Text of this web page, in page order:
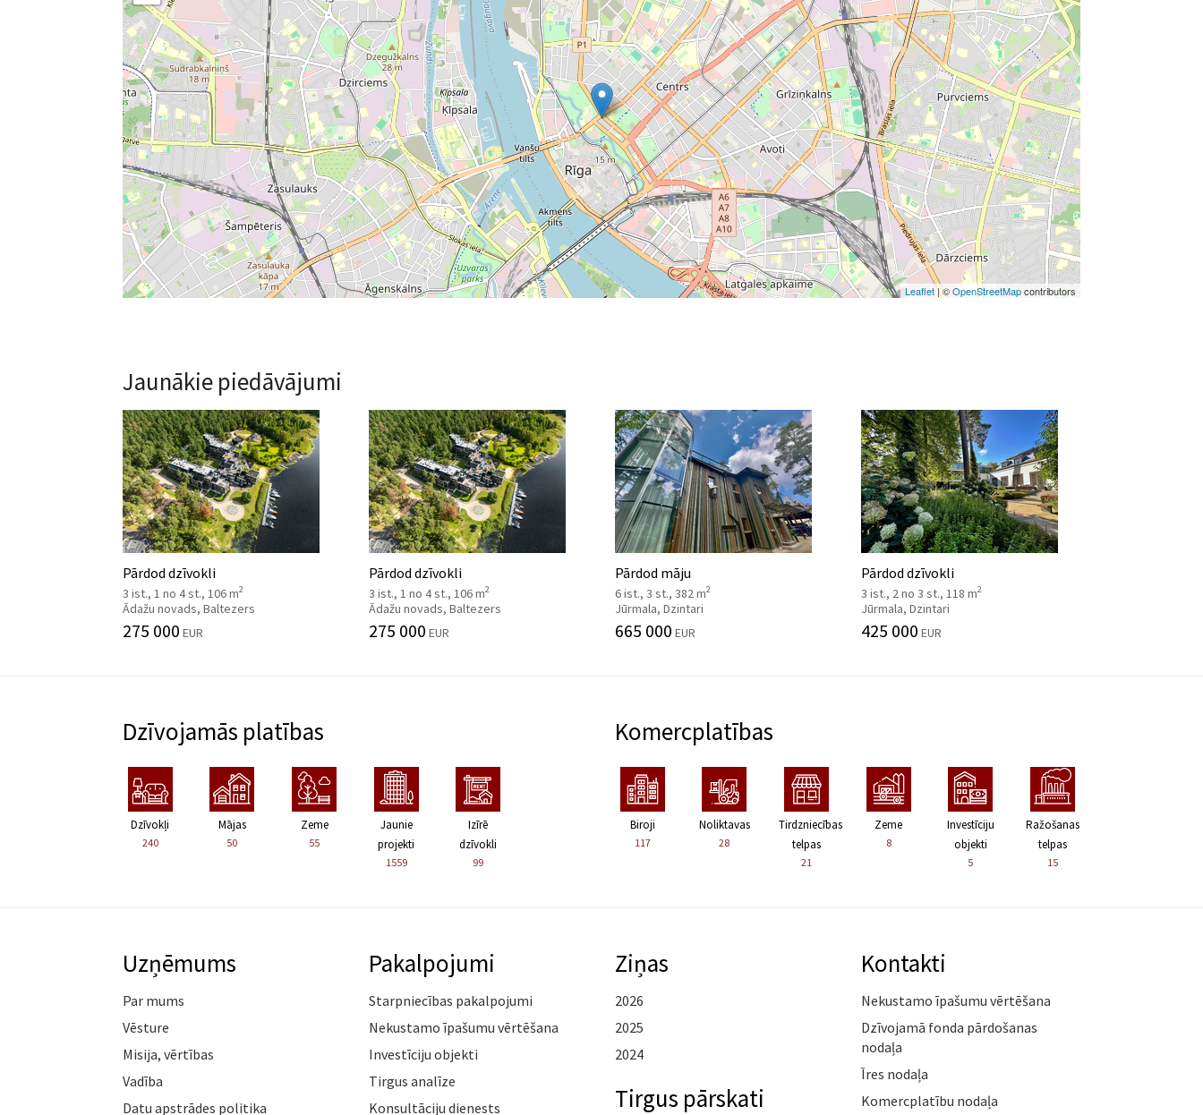
Leaflet| ©OpenStreetMapcontributors
Jaunākie piedāvājumi
Pārdod dzīvokli
3 ist., 1 no 4 st., 106 m2
Ādažu novads, Baltezers
275 000 EUR
Pārdod dzīvokli
3 ist., 1 no 4 st., 106 m2
Ādažu novads, Baltezers
275 000 EUR
Pārdod māju
6 ist., 3 st., 382 m2
Jūrmala, Dzintari
665 000 EUR
Pārdod dzīvokli
3 ist., 2 no 3 st., 118 m2
Jūrmala, Dzintari
425 000 EUR
Dzīvojamās platības
Dzīvokļi
240
Mājas
50
Zeme
55
Jaunie
projekti
1559
Izīrē
dzīvokli
99
Komercplatības
Biroji
117
Noliktavas
28
Tirdzniecības
telpas
21
Zeme
8
Investīciju
objekti
5
Ražošanas
telpas
15
Uzņēmums
Par mums
Vēsture
Misija, vērtības
Vadība
Datu apstrādes politika
Pakalpojumi
Starpniecības pakalpojumi
Nekustamo īpašumu vērtēšana
Investīciju objekti
Tirgus analīze
Konsultāciju dienests
Ziņas
2026
2025
2024
Tirgus pārskati
Kontakti
Nekustamo īpašumu vērtēšana
Dzīvojamā fonda pārdošanas
nodaļa
Īres nodaļa
Komercplatību nodaļa